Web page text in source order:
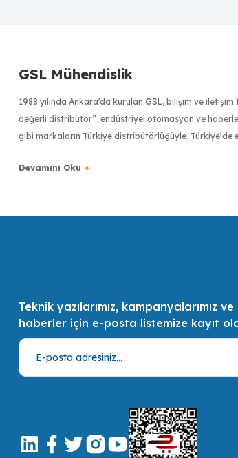
UPort 404
GSL Mühendislik
1988 yılında Ankara'da kurulan GSL, bilişim ve
değerli distribütör”, endüstriyel otomasyon ve
gibi markaların Türkiye distribütörlüğüyle, Türkiye’de
Türkiye bilişim sektörünün ilk 500 bilişim şirketinden
Teknik yazılarımız, kampanyalarımız
haberler için e-posta listemize kayıt